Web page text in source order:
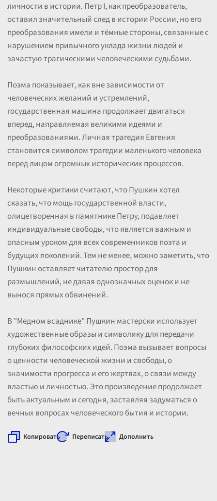
личности в истории. Петр I, как преобразователь,
оставил значительный след в истории России, но его
преобразования имели и тёмные стороны, связанные с
нарушением привычного уклада жизни людей и
зачастую трагическими человеческими судьбами.
Поэма показывает, как вне зависимости от
человеческих желаний и устремлений,
государственная машина продолжает двигаться
вперед, направляемая великими идеями и
преобразованиями. Личная трагедия Евгения
становится символом трагедии маленького человека
перед лицом огромных исторических процессов.
Некоторые критики считают, что Пушкин хотел
сказать, что мощь государственной власти,
олицетворенная в памятнике Петру, подавляет
индивидуальные свободы, что является важным и
опасным уроком для всех современников поэта и
будущих поколений. Тем не менее, можно заметить, что
Пушкин оставляет читателю простор для
размышлений, не давая однозначных оценок и не
вынося прямых обвинений.
В "Медном всаднике" Пушкин мастерски использует
художественные образы и символику для передачи
глубоких философских идей. Поэма вызывает вопросы
о ценности человеческой жизни и свободы, о
значимости прогресса и его жертвах, о связи между
властью и личностью. Это произведение продолжает
быть актуальным и сегодня, заставляя задуматься о
вечных вопросах человеческого бытия и истории.
Копировать Переписать Дополнить